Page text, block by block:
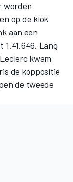
worden
op de klok
aan een
Lang
kwam
de koppositie
de tweede